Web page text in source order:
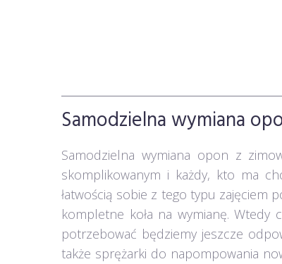
Samodzielna wymiana
Samodzielna wymiana opon z
skomplikowanym i każdy, kto ma
łatwością sobie z tego typu zajęciem
kompletne koła na wymianę. Wtedy
potrzebować będziemy jeszcze
także sprężarki do napompowania